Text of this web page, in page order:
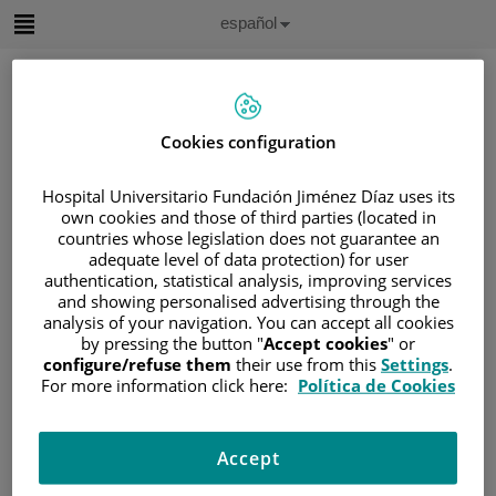
Saltar
Selector
de
idioma
Idioma
Español
Inicio/ÁREA DEL PACIENTE
/SOBRE EL CÁNCER
/INFORMACIÓN Y SOPORTE AL PACIENTE
TIPOS DE CÁNCER
/ÁREA DE CÁNCER UROGENITAL / RIÑÓN
/TRATAMIENTO/RADIOTERAPIA
Radioterapia
Cookies configuration
Hospital Universitario Fundación Jiménez Díaz uses its
own cookies and those of third parties (located in
countries whose legislation does not guarantee an
adequate level of data protection) for user
authentication, statistical analysis, improving services
and showing personalised advertising through the
analysis of your navigation. You can accept all cookies
by pressing the button "Accept cookies" or
configure/refuse them their use from this Settings.
For more information click here: Política de Cookies
Accept